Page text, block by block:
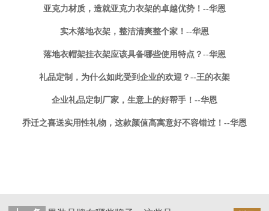
亚克力材质，造就亚克力衣架的卓越优势！--华恩
实木落地衣架，整洁清爽整个家！--华恩
落地衣帽架挂衣架应该具备哪些使用特点？--华恩
礼品定制，为什么如此受到企业的欢迎？--王的衣架
企业礼品定制厂家，生意上的好帮手！--华恩
乔迁之喜送实用性礼物，这款颜值高寓意好不容错过！--华恩